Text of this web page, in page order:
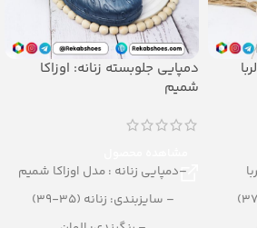
دمپایی جلوبسته زنانه: اوزاکا
شمیم
–دمپایی زنانه : مدل اوزاکا شمیم
– سایزبندی: زنانه (35-39)